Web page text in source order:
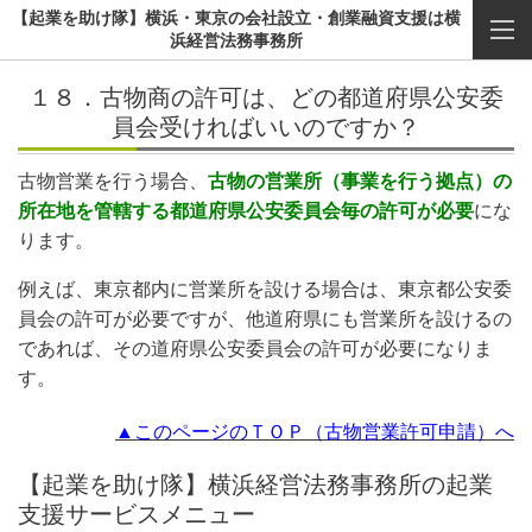
【起業を助け隊】横浜・東京の会社設立・創業融資支援は横
浜経営法務事務所
１８．古物商の許可は、どの都道府県公安委
員会受ければいいのですか？
古物営業を行う場合、 古物の営業所（事業を行う拠点）の
所在地を管轄する都道府県公安委員会毎の許可が必要にな
ります。
例えば、東京都内に営業所を設ける場合は、東京都公安委
員会の許可が必要ですが、他道府県にも営業所を設けるの
であれば、その道府県公安委員会の許可が必要になりま
す。
▲このページのＴＯＰ（古物営業許可申請）へ
【起業を助け隊】横浜経営法務事務所の起業
支援サービスメニュー